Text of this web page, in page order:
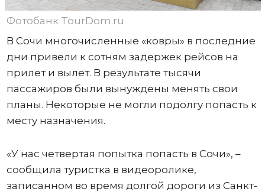
Фотобанк TourDom.ru
В Сочи многочисленные «ковры» в последние
дни привели к сотням задержек рейсов на
прилет и вылет. В результате тысячи
пассажиров были вынуждены менять свои
планы. Некоторые не могли подолгу попасть к
месту назначения.
«У нас четвертая попытка попасть в Сочи», –
сообщила туристка в видеоролике,
записанном во время долгой дороги из Санкт-